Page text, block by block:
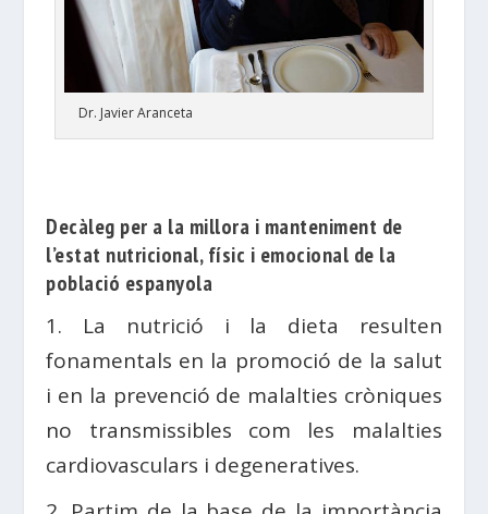
Dr. Javier Aranceta
Decàleg per a la millora i manteniment de
l’estat nutricional, físic i emocional de la
població espanyola
1. La nutrició i la dieta resulten
fonamentals en la promoció de la salut
i en la prevenció de malalties cròniques
no transmissibles com les malalties
cardiovasculars i degeneratives.